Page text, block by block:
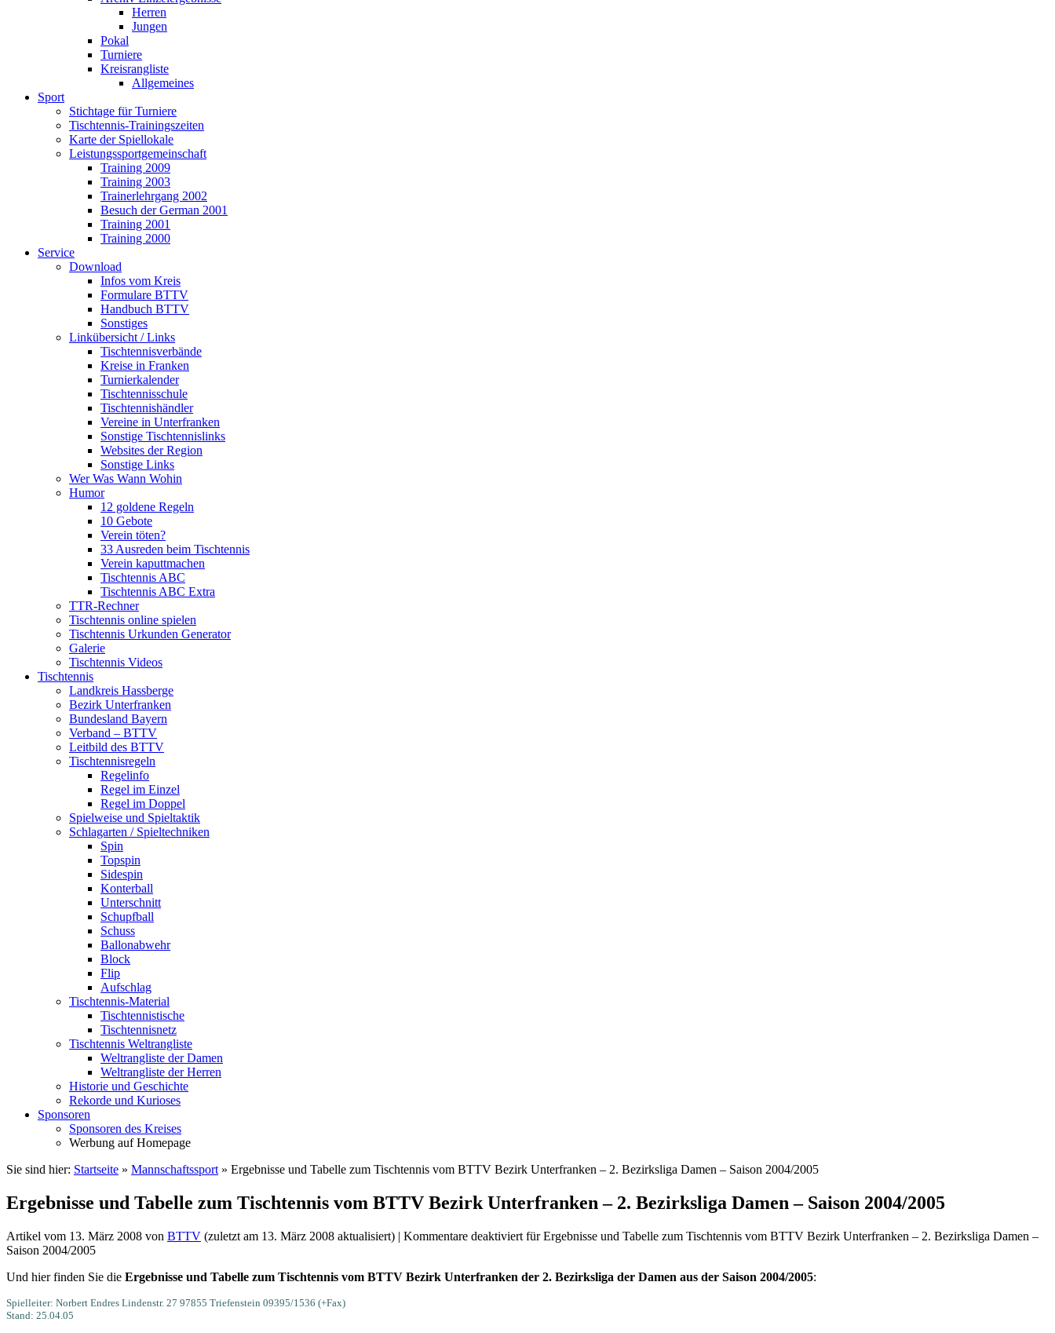
Herren
Jungen
Pokal
Turniere
Kreisrangliste
Allgemeines
Sport
Stichtage für Turniere
Tischtennis-Trainingszeiten
Karte der Spiellokale
Leistungssportgemeinschaft
Training 2009
Training 2003
Trainerlehrgang 2002
Besuch der German 2001
Training 2001
Training 2000
Service
Download
Infos vom Kreis
Formulare BTTV
Handbuch BTTV
Sonstiges
Linkübersicht / Links
Tischtennisverbände
Kreise in Franken
Turnierkalender
Tischtennisschule
Tischtennishändler
Vereine in Unterfranken
Sonstige Tischtennislinks
Websites der Region
Sonstige Links
Wer Was Wann Wohin
Humor
12 goldene Regeln
10 Gebote
Verein töten?
33 Ausreden beim Tischtennis
Verein kaputtmachen
Tischtennis ABC
Tischtennis ABC Extra
TTR-Rechner
Tischtennis online spielen
Tischtennis Urkunden Generator
Galerie
Tischtennis Videos
Tischtennis
Landkreis Hassberge
Bezirk Unterfranken
Bundesland Bayern
Verband – BTTV
Leitbild des BTTV
Tischtennisregeln
Regelinfo
Regel im Einzel
Regel im Doppel
Spielweise und Spieltaktik
Schlagarten / Spieltechniken
Spin
Topspin
Sidespin
Konterball
Unterschnitt
Schupfball
Schuss
Ballonabwehr
Block
Flip
Aufschlag
Tischtennis-Material
Tischtennistische
Tischtennisnetz
Tischtennis Weltrangliste
Weltrangliste der Damen
Weltrangliste der Herren
Historie und Geschichte
Rekorde und Kurioses
Sponsoren
Sponsoren des Kreises
Werbung auf Homepage
Sie sind hier: Startseite » Mannschaftssport » Ergebnisse und Tabelle zum Tischtennis vom BTTV Bezirk Unterfranken – 2. Bezirksliga Damen – Saison 2004/2005
Ergebnisse und Tabelle zum Tischtennis vom BTTV Bezirk Unterfranken – 2. Bezirksliga Damen – Saison 2004/2005
Artikel vom 13. März 2008 von BTTV (zuletzt am 13. März 2008 aktualisiert) | Kommentare deaktiviert für Ergebnisse und Tabelle zum Tischtennis vom BTTV Bezirk Unterfranken – 2. Bezirksliga Damen –
Saison 2004/2005
Und hier finden Sie die Ergebnisse und Tabelle zum Tischtennis vom BTTV Bezirk Unterfranken der 2. Bezirksliga der Damen aus der Saison 2004/2005:
Spielleiter: Norbert Endres Lindenstr. 27 97855 Triefenstein 09395/1536 (+Fax)
Stand: 25.04.05